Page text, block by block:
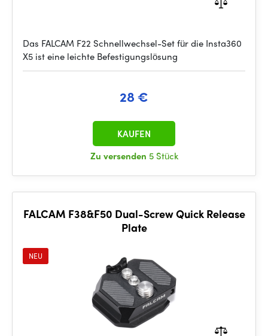
Das FALCAM F22 Schnellwechsel-Set für die Insta360
X5 ist eine leichte Befestigungslösung
28 €
Zu versenden 5 Stück
KAUFEN
FALCAM F38&F50 Dual-Screw Quick Release
Plate
NEU